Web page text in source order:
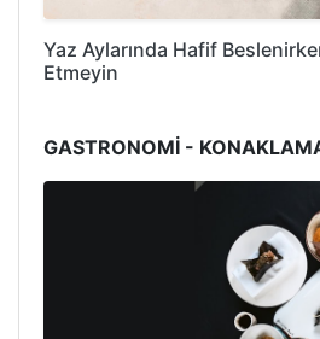
Yaz Aylarında Hafif
Etmeyin
GASTRONOMİ -